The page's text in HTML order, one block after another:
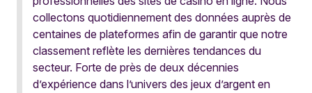
collectons quotidiennement des données auprès de
centaines de plateformes afin de garantir que notre
classement reflète les dernières tendances du
secteur. Forte de près de deux décennies
d’expérience dans l’univers des jeux d’argent en